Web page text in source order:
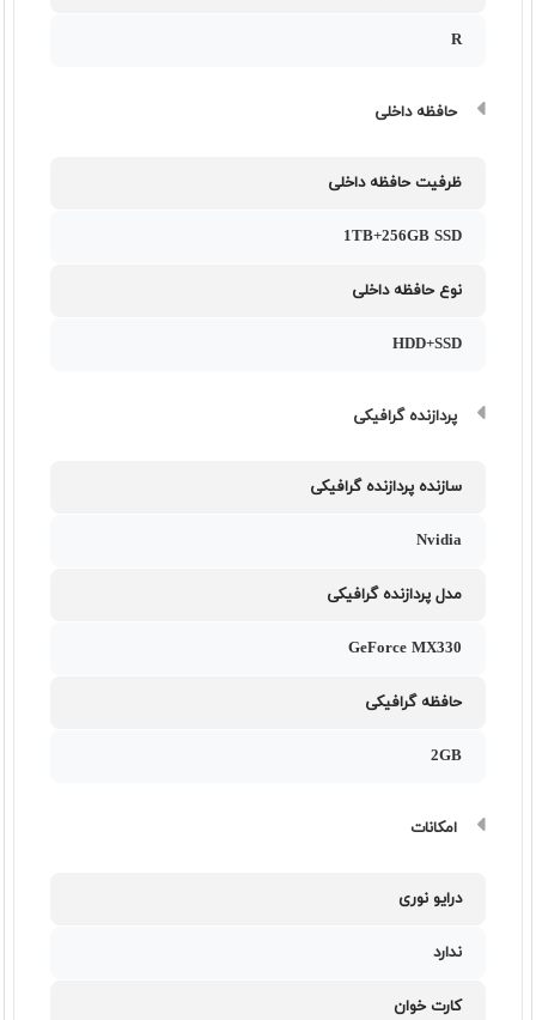
R
حافظه داخلی
ظرفیت حافظه داخلی
1TB+256GB SSD
نوع حافظه داخلی
HDD+SSD
پردازنده گرافیکی
سازنده پردازنده گرافیکی
Nvidia
مدل پردازنده گرافیکی
GeForce MX330
حافظه گرافیکی
2GB
امکانات
درایو نوری
ندارد
کارت خوان